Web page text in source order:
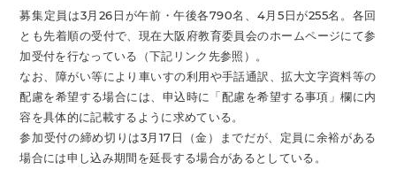
募集定員は3月26日が午前・午後各790名、4月5日が255名。各回
とも先着順の受付で、現在大阪府教育委員会のホームページにて参
加受付を行なっている（下記リンク先参照）。
なお、障がい等により車いすの利用や手話通訳、拡大文字資料等の
配慮を希望する場合には、申込時に「配慮を希望する事項」欄に内
容を具体的に記載するように求めている。
参加受付の締め切りは3月17日（金）までだが、定員に余裕がある
場合には申し込み期間を延長する場合があるとしている。